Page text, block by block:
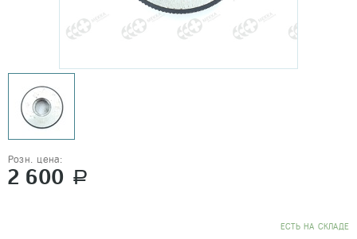
Розн. цена:
2 600 a
EСТЬ НА СКЛАДЕ